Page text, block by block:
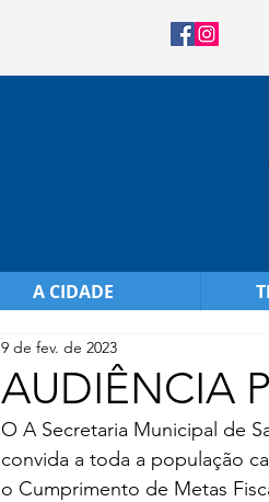
A CIDADE
AUDIÊNCIA
9 de fev. de 2023
O A Secretaria Municipal de
convida a toda a população
o Cumprimento de Metas